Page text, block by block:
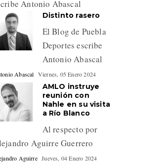
Antonio Abascal
Distinto rasero
El Blog de Puebla
Deportes escribe
Antonio Abascal
Abascal Viernes, 05 Enero 2024
AMLO instruye
reunión con
Nahle en su visita
a Río Blanco
Al respecto por
Aguirre Guerrero
Aguirre Jueves, 04 Enero 2024